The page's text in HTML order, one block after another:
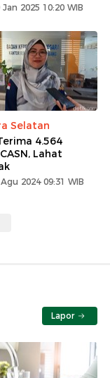
2025 10:20 WIB
Selatan
4.564
Lahat
2024 09:31 WIB
Lapor